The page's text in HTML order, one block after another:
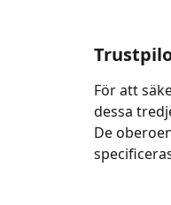
För att
dessa
De